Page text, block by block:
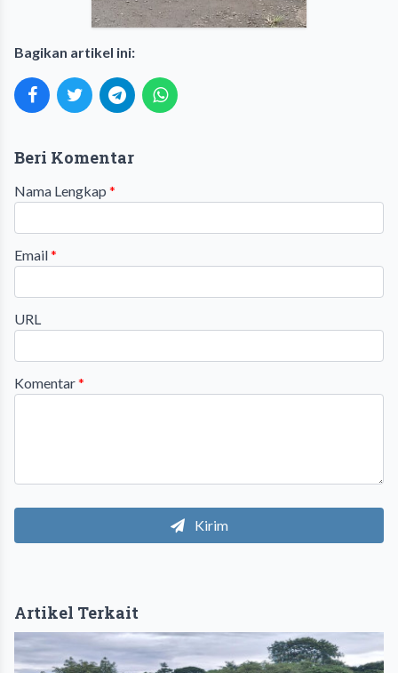
Bagikan artikel ini:
Beri Komentar
Nama Lengkap *
Email*
URL
Komentar*
Kirim
Artikel Terkait